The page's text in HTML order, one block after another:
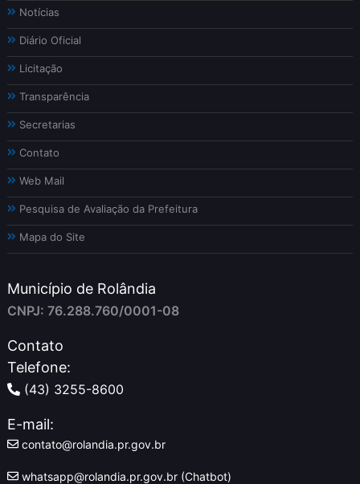
Notícias
Diário Oficial
Licitação
Transparência
Secretarias
Contato
Web Mail
Pesquisa de Avaliação da Prefeitura
Mapa do Site
Município de Rolândia
CNPJ: 76.288.760/0001-08
Contato
Telefone:
(43) 3255-8600
E-mail:
contato@rolandia.pr.gov.br
whatsapp@rolandia.pr.gov.br (Chatbot)